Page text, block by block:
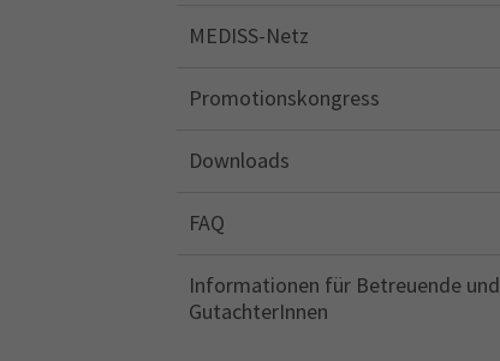
MEDISS-Netz
Promotionskongress
Downloads
FAQ
Informationen für Betreuende und
GutachterInnen